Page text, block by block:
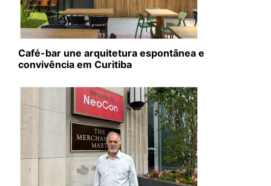
Café-bar une arquitetura espontânea e
convivência em Curitiba